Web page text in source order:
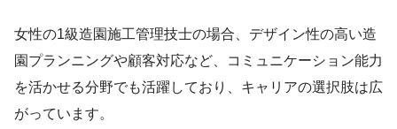
女性の1級造園施工管理技士の場合、デザイン性の高い造
園プランニングや顧客対応など、コミュニケーション能力
を活かせる分野でも活躍しており、キャリアの選択肢は広
がっています。